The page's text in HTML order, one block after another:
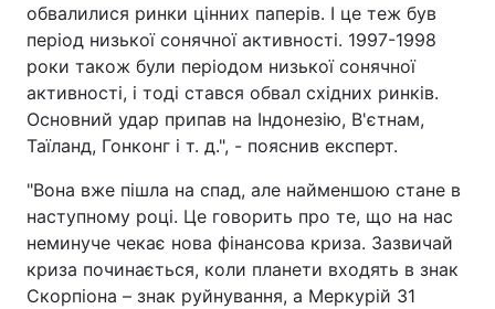
обвалилися ринки цінних паперів. І це теж був
період низької сонячної активності. 1997-1998
роки також були періодом низької сонячної
активності, і тоді стався обвал східних ринків.
Основний удар припав на Індонезію, В'єтнам,
Таїланд, Гонконг і т. д.", - пояснив експерт.
"Вона вже пішла на спад, але найменшою стане в
наступному році. Це говорить про те, що на нас
неминуче чекає нова фінансова криза. Зазвичай
криза починається, коли планети входять в знак
Скорпіона – знак руйнування, а Меркурій 31